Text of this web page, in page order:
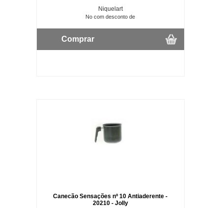
Niquelart
No com desconto de
Comprar
Canecão Sensações nº 10 Antiaderente -
20210 - Jolly